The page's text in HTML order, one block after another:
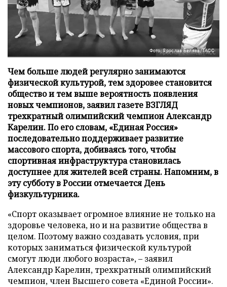
Фото: Ярослав Беляев/ТАСС
Чем больше людей регулярно занимаются
физической культурой, тем здоровее становится
общество и тем выше вероятность появления
новых чемпионов, заявил газете ВЗГЛЯД
трехкратный олимпийский чемпион Александр
Карелин. По его словам, «Единая Россия»
последовательно поддерживает развитие
массового спорта, добиваясь того, чтобы
спортивная инфраструктура становилась
доступнее для жителей всей страны. Напомним, в
эту субботу в России отмечается День
физкультурника.
«Спорт оказывает огромное влияние не только на
здоровье человека, но и на развитие общества в
целом. Поэтому важно создавать условия, при
которых заниматься физической культурой
смогут люди любого возраста», – заявил
Александр Карелин, трехкратный олимпийский
чемпион, член Высшего совета «Единой России».